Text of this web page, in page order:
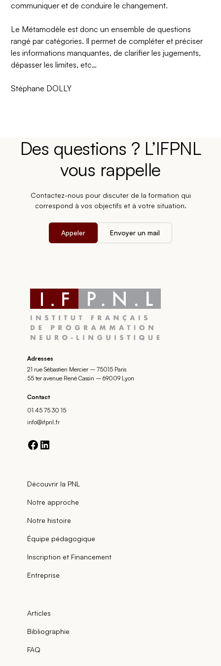
communiquer et de conduire le changement.
Le Métamodèle est donc un ensemble de questions
rangé par catégories. Il permet de compléter et préciser
les informations manquantes, de clarifier les jugements,
dépasser les limites, etc…
Stéphane DOLLY
Des questions ? L’IFPNL
vous rappelle
Contactez-nous pour discuter de la formation qui
correspond à vos objectifs et à votre situation.
Appeler Envoyer un mail
Adresses
21 rue Sébastien Mercier – 75015 Paris
55 ter avenue René Cassin – 69009 Lyon
Contact
01 45 75 30 15
info@ifpnl.fr
Découvrir la PNL
Notre approche
Notre histoire
Équipe pédagogique
Inscription et Financement
Entreprise
Articles
Bibliographie
FAQ